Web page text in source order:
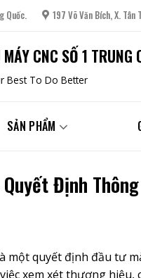
Quốc. 197 Võ Văn Bích, X. Tân
CNC SỐ 1 TRUNG
Best To Do Better
SẢN PHẨM
Định
một quyết định đầu tư
xem xét thương hiệu,